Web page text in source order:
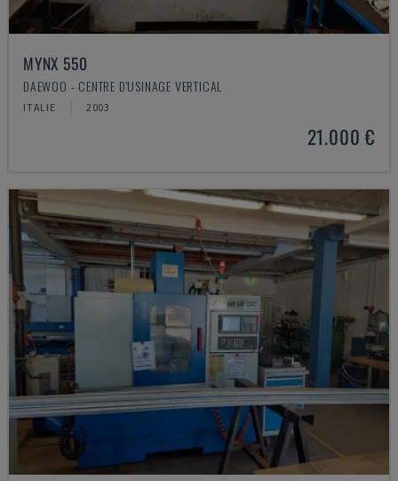
MYNX 550
DAEWOO - CENTRE D'USINAGE VERTICAL
ITALIE 2003
21.000 €